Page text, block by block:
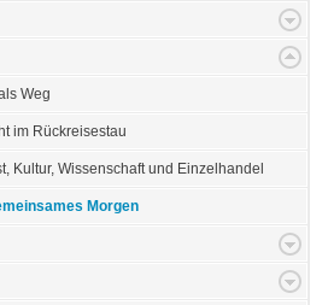
Weg
im Rückreisestau
Kultur, Wissenschaft und Einzelhandel
Morgen